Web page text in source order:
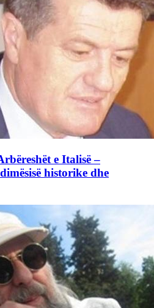
e Italisë –
historike dhe